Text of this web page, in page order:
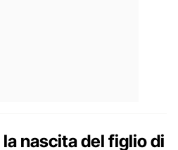
nascita del figlio di